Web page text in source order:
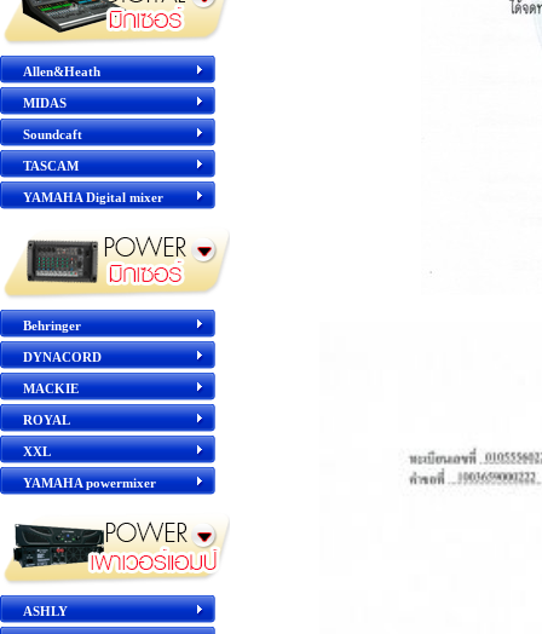
Allen&Heath
MIDAS
Soundcaft
TASCAM
YAMAHA Digital mixer
Behringer
DYNACORD
MACKIE
ROYAL
XXL
YAMAHA powermixer
ASHLY